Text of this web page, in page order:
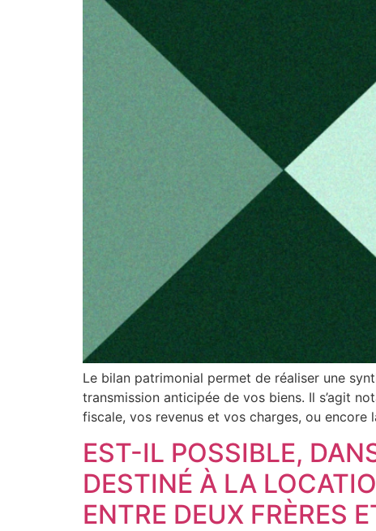
Le bilan patrimonial permet de réaliser une
transmission anticipée de vos biens. Il s’agit
fiscale, vos revenus et vos charges, ou
EST-IL POSSIBLE,
DESTINÉ À LA
ENTRE DEUX FRÈRES